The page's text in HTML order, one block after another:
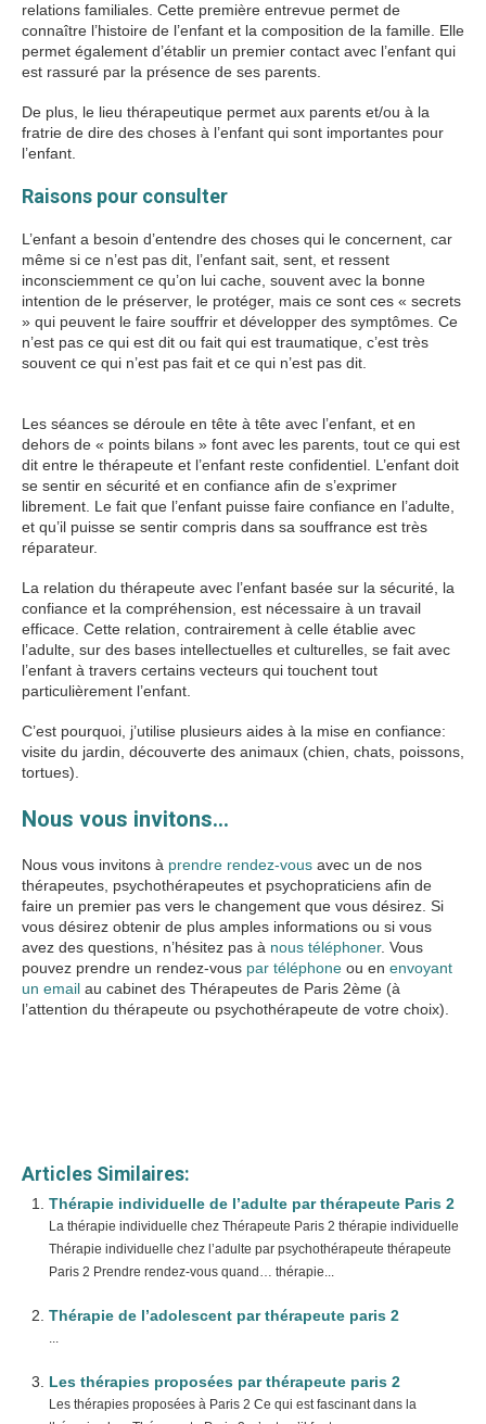
relations familiales. Cette première entrevue permet de
connaître l’histoire de l’enfant et la composition de la famille. Elle
permet également d’établir un premier contact avec l’enfant qui
est rassuré par la présence de ses parents.
De plus, le lieu thérapeutique permet aux parents et/ou à la
fratrie de dire des choses à l’enfant qui sont importantes pour
l’enfant.
Raisons pour consulter
L’enfant a besoin d’entendre des choses qui le concernent, car
même si ce n’est pas dit, l’enfant sait, sent, et ressent
inconsciemment ce qu’on lui cache, souvent avec la bonne
intention de le préserver, le protéger, mais ce sont ces « secrets
» qui peuvent le faire souffrir et développer des symptômes. Ce
n’est pas ce qui est dit ou fait qui est traumatique, c’est très
souvent ce qui n’est pas fait et ce qui n’est pas dit.
Les séances se déroule en tête à tête avec l’enfant, et en
dehors de « points bilans » font avec les parents, tout ce qui est
dit entre le thérapeute et l’enfant reste confidentiel. L’enfant doit
se sentir en sécurité et en confiance afin de s’exprimer
librement. Le fait que l’enfant puisse faire confiance en l’adulte,
et qu’il puisse se sentir compris dans sa souffrance est très
réparateur.
La relation du thérapeute avec l’enfant basée sur la sécurité, la
confiance et la compréhension, est nécessaire à un travail
efficace. Cette relation, contrairement à celle établie avec
l’adulte, sur des bases intellectuelles et culturelles, se fait avec
l’enfant à travers certains vecteurs qui touchent tout
particulièrement l’enfant.
C’est pourquoi, j’utilise plusieurs aides à la mise en confiance:
visite du jardin, découverte des animaux (chien, chats, poissons,
tortues).
Nous vous invitons…
Nous vous invitons à prendre rendez-vous avec un de nos
thérapeutes, psychothérapeutes et psychopraticiens afin de
faire un premier pas vers le changement que vous désirez. Si
vous désirez obtenir de plus amples informations ou si vous
avez des questions, n’hésitez pas à nous téléphoner. Vous
pouvez prendre un rendez-vous par téléphone ou en envoyant
un email au cabinet des Thérapeutes de Paris 2ème (à
l’attention du thérapeute ou psychothérapeute de votre choix).
Articles Similaires:
Thérapie individuelle de l’adulte par thérapeute Paris 2
La thérapie individuelle chez Thérapeute Paris 2 thérapie individuelle
Thérapie individuelle chez l’adulte par psychothérapeute thérapeute
Paris 2 Prendre rendez-vous quand… thérapie...
Thérapie de l’adolescent par thérapeute paris 2
...
Les thérapies proposées par thérapeute paris 2
Les thérapies proposées à Paris 2 Ce qui est fascinant dans la